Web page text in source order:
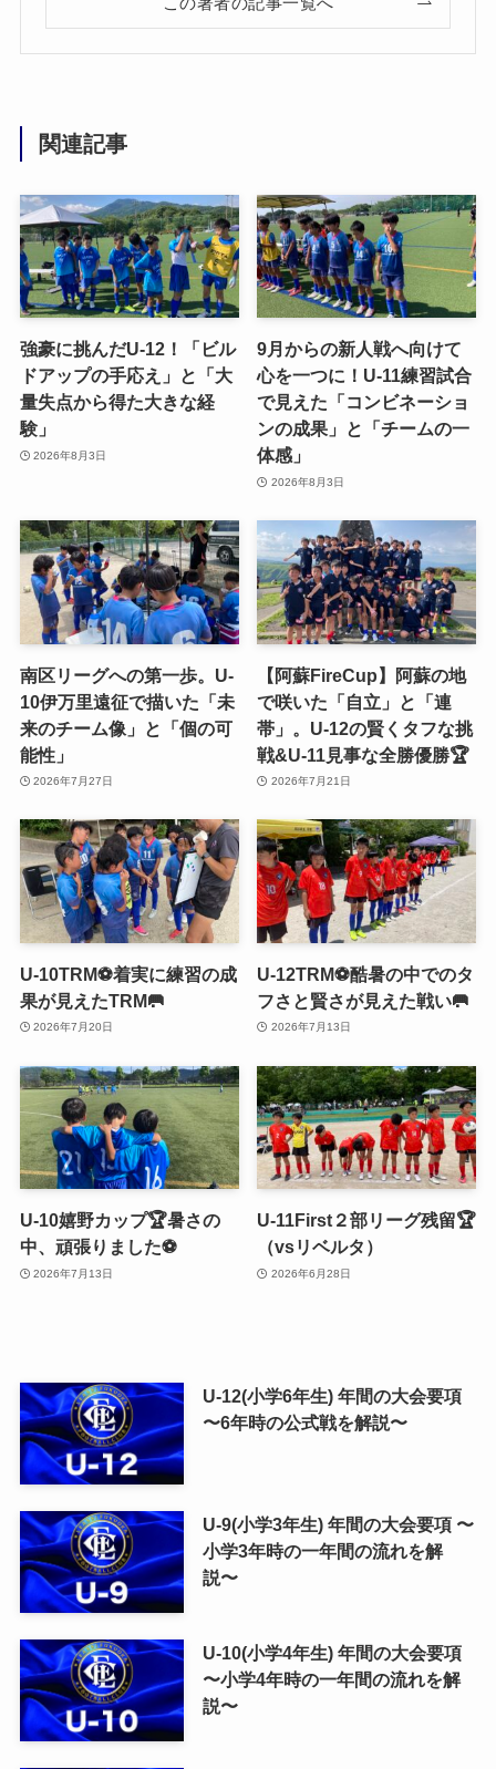
関連記事
強豪に挑んだU-12！「ビル
ドアップの手応え」と「大
量失点から得た大きな経
験」
2026年8月3日
9月からの新人戦へ向けて
心を一つに！U-11練習試合
で見えた「コンビネーショ
ンの成果」と「チームの一
体感」
2026年8月3日
南区リーグへの第一歩。U-
10伊万里遠征で描いた「未
来のチーム像」と「個の可
能性」
2026年7月27日
【阿蘇FireCup】阿蘇の地
で咲いた「自立」と「連
帯」。U-12の賢くタフな挑
戦&U-11見事な全勝優勝🏆
2026年7月21日
U-10TRM⚽️着実に練習の成
果が見えたTRM🥅
2026年7月20日
U-12TRM⚽️酷暑の中でのタ
フさと賢さが見えた戦い🥅
2026年7月13日
U-10嬉野カップ🏆暑さの
中、頑張りました⚽️
2026年7月13日
U-11First２部リーグ残留🏆
（vsリベルタ）
2026年6月28日
U-12(小学6年生) 年間の大会要項
〜6年時の公式戦を解説〜
U-9(小学3年生) 年間の大会要項 〜
小学3年時の一年間の流れを解
説〜
U-10(小学4年生) 年間の大会要項
〜小学4年時の一年間の流れを解
説〜